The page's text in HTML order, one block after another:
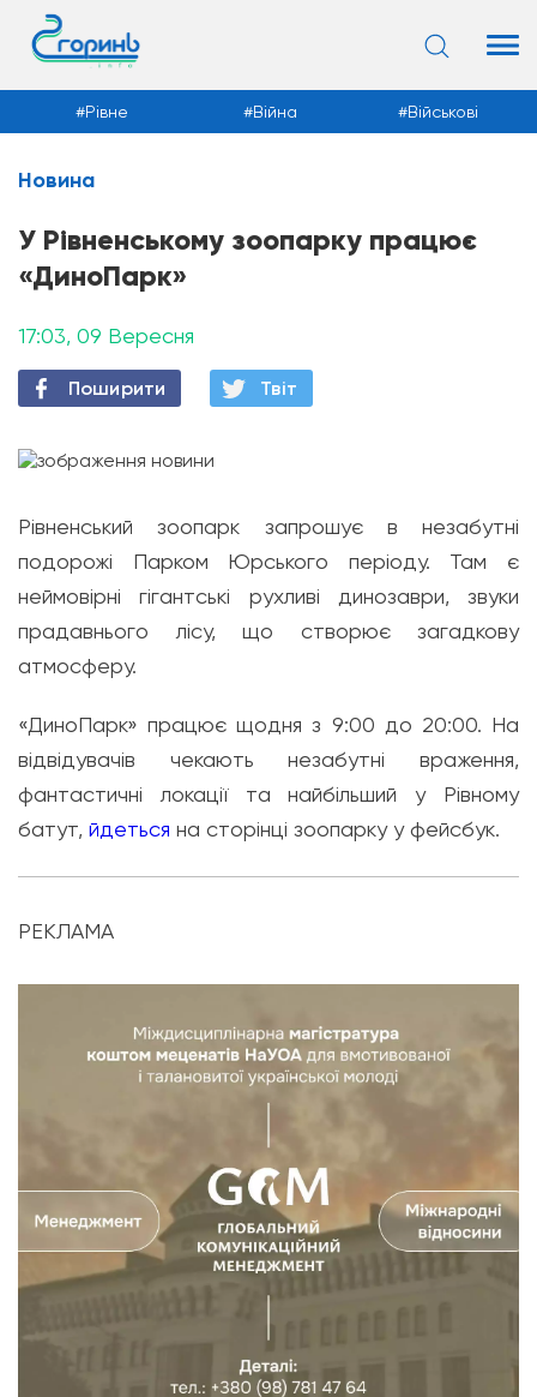
Новини
Рівне Війна Військові
Новина
У Рівненському зоопарку працює
«ДиноПарк»
17:03, 09 Вересня
Поширити Твiт
Рівненський зоопарк запрошує в незабутні
подорожі Парком Юрського періоду. Там є
неймовірні гігантські рухливі динозаври, звуки
прадавнього лісу, що створює загадкову
атмосферу.
«ДиноПарк» працює щодня з 9:00 до 20:00. На
відвідувачів чекають незабутні враження,
фантастичні локації та найбільший у Рівному
батут, йдеться на сторінці зоопарку у фейсбук.
РЕКЛАМА